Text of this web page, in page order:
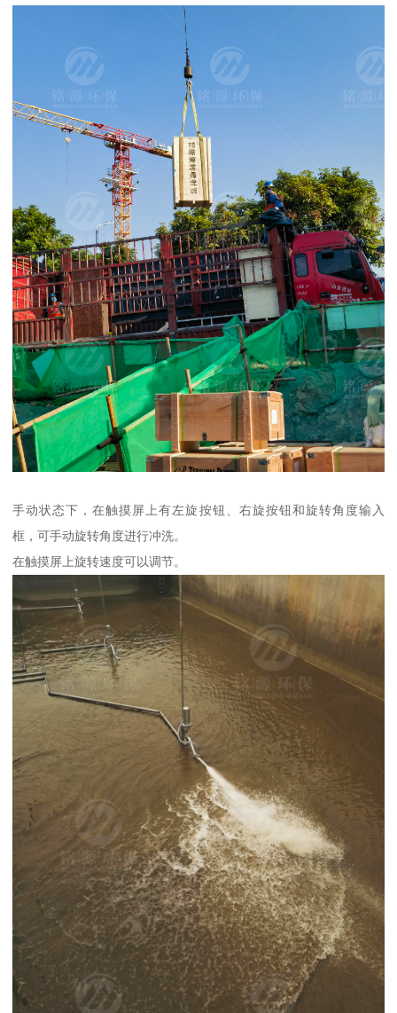
手动状态下，在触摸屏上有左旋按钮、右旋按钮和旋转角度输入
框，可手动旋转角度进行冲洗。
在触摸屏上旋转速度可以调节。